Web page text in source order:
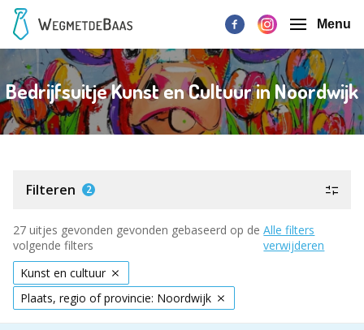
Menu
Bedrijfsuitje Kunst en Cultuur in Noordwijk
Filteren 2
27 uitjes gevonden gevonden gebaseerd op de
volgende filters
Alle filters
verwijderen
Kunst en cultuur
Plaats, regio of provincie: Noordwijk